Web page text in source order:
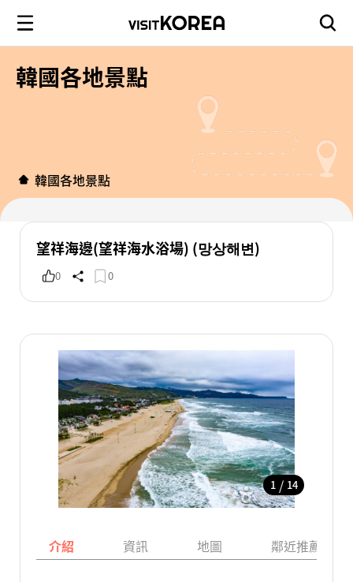
韓國各地景點
韓國各地景點
望祥海邊(望祥海水浴場) (망상해변)
0 0
1 / 14
介紹 資訊 地圖 鄰近推薦景點